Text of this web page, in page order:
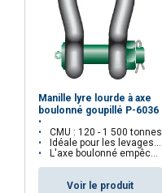
Manille lyre lourde à axe
boulonné goupillé P-6036
CMU : 120 - 1 500 tonnes
Idéale pour les levages lourds
L'axe boulonné empêche le dévissage accidentel
Voir le produit